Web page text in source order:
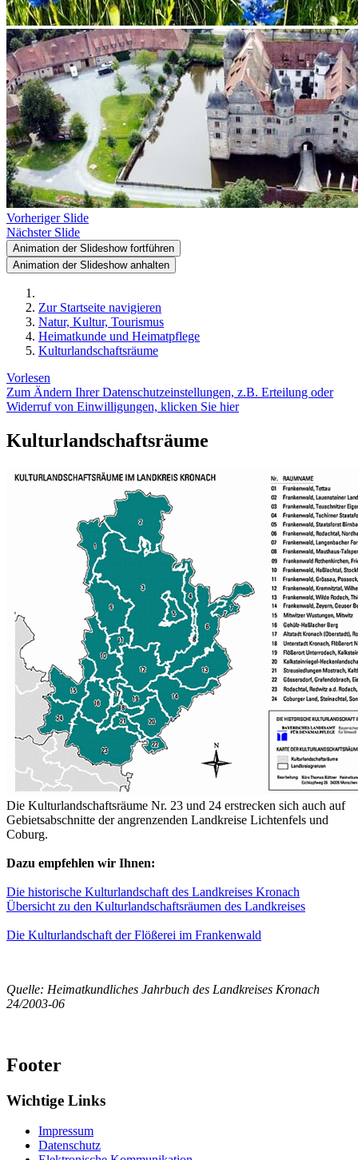
Vorheriger Slide
Nächster Slide
Animation der Slideshow fortführen
Animation der Slideshow anhalten
Zur Startseite navigieren
Natur, Kultur, Tourismus
Heimatkunde und Heimatpflege
Kulturlandschaftsräume
Vorlesen
Zum Ändern Ihrer Datenschutzeinstellungen, z.B. Erteilung oder
Widerruf von Einwilligungen, klicken Sie hier
Kulturlandschaftsräume
Die Kulturlandschaftsräume Nr. 23 und 24 erstrecken sich auch auf
Gebietsabschnitte der angrenzenden Landkreise Lichtenfels und
Coburg.
Dazu empfehlen wir Ihnen:
Die historische Kulturlandschaft des Landkreises Kronach
Übersicht zu den Kulturlandschaftsräumen des Landkreises
Die Kulturlandschaft der Flößerei im Frankenwald
Quelle: Heimatkundliches Jahrbuch des Landkreises Kronach
24/2003-06
Footer
Wichtige Links
Impressum
Datenschutz